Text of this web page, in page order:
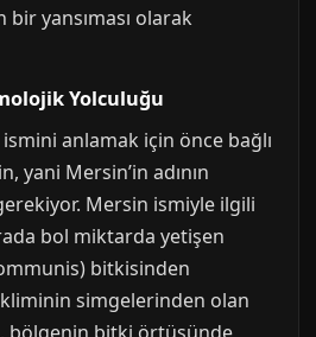
yansıması olarak
Yolculuğu
anlamak için önce bağlı
yani Mersin’in adının
Mersin ismiyle ilgili
bol miktarda yetişen
bitkisinden
simgelerinden olan